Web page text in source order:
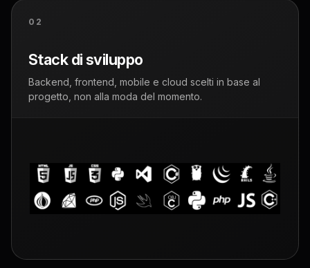
02
Stack di sviluppo
Backend, frontend, mobile e cloud scelti in base al
progetto, non alla moda del momento.